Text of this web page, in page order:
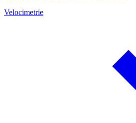
Velocimetrie